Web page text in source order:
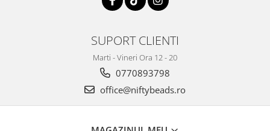
SUPORT CLIENTI
Marti - Vineri Ora 12 - 20
0770893798
office@niftybeads.ro